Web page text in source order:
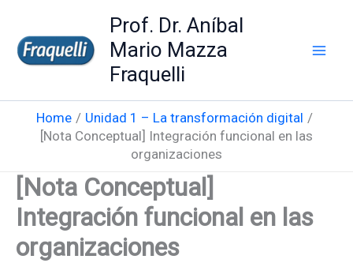
content
Prof. Dr. Aníbal
Mario Mazza
Fraquelli
Home
Unidad 1 – La transformación digital
[Nota Conceptual] Integración funcional en las
organizaciones
[Nota Conceptual]
Integración funcional en las
organizaciones